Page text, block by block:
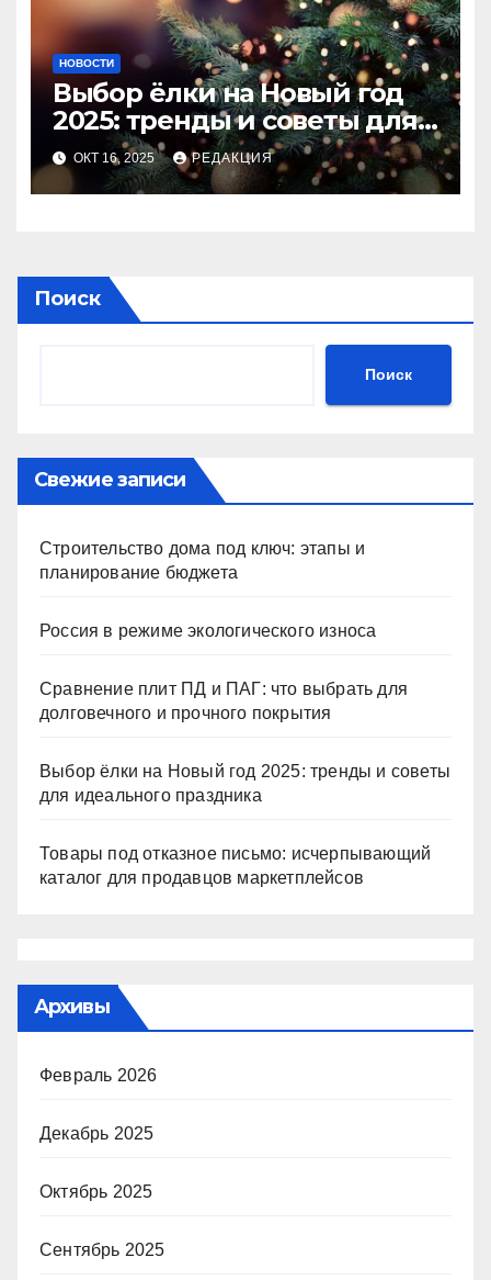
НОВОСТИ
Выбор ёлки на Новый год
2025: тренды и советы для
идеального праздника
ОКТ 16, 2025 РЕДАКЦИЯ
Поиск
Поиск
Свежие записи
Строительство дома под ключ: этапы и
планирование бюджета
Россия в режиме экологического износа
Сравнение плит ПД и ПАГ: что выбрать для
долговечного и прочного покрытия
Выбор ёлки на Новый год 2025: тренды и советы
для идеального праздника
Товары под отказное письмо: исчерпывающий
каталог для продавцов маркетплейсов
Архивы
Февраль 2026
Декабрь 2025
Октябрь 2025
Сентябрь 2025